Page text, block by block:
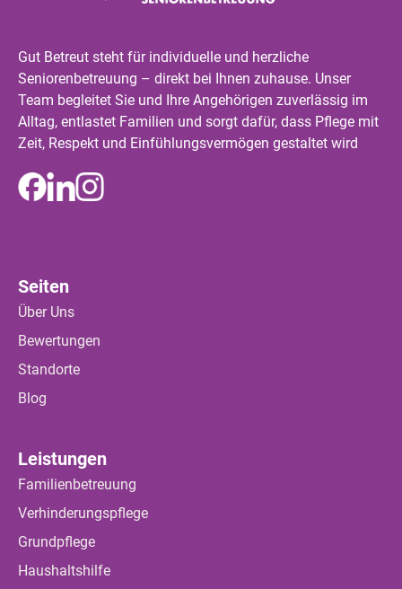
Gut Betreut steht für individuelle und herzliche
Seniorenbetreuung – direkt bei Ihnen zuhause. Unser
Team begleitet Sie und Ihre Angehörigen zuverlässig im
Alltag, entlastet Familien und sorgt dafür, dass Pflege mit
Zeit, Respekt und Einfühlungsvermögen gestaltet wird
Seiten
Über Uns
Bewertungen
Standorte
Blog
Leistungen
Familienbetreuung
Verhinderungspflege
Grundpflege
Haushaltshilfe